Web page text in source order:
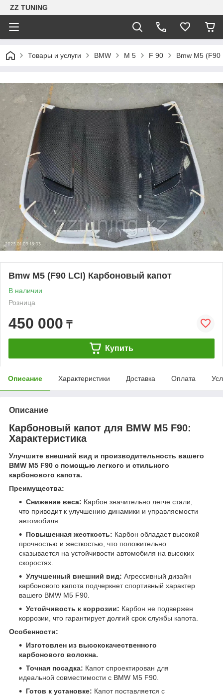
ZZ TUNING
Товары и услуги BMW М 5 F 90 Bmw M5 (F90
Bmw M5 (F90 LCI) Карбоновый капот
В наличии
Розница
450 000 ₸
Купить
Описание Характеристики Доставка Оплата
Описание
Карбоновый капот для BMW M5 F90:
Характеристика
Улучшите внешний вид и производительность вашего
BMW M5 F90 с помощью легкого и стильного
карбонового капота.
Преимущества:
Снижение веса: Карбон значительно легче стали,
что приводит к улучшению динамики и управляемости
автомобиля.
Повышенная жесткость: Карбон обладает высокой
прочностью и жесткостью, что положительно
сказывается на устойчивости автомобиля на высоких
скоростях.
Улучшенный внешний вид: Агрессивный дизайн
карбонового капота подчеркнет спортивный характер
вашего BMW M5 F90.
Устойчивость к коррозии: Карбон не подвержен
коррозии, что гарантирует долгий срок службы капота.
Особенности:
Изготовлен из высококачественного
карбонового волокна.
Точная посадка: Капот спроектирован для
идеальной совместимости с BMW M5 F90.
Готов к установке: Капот поставляется с